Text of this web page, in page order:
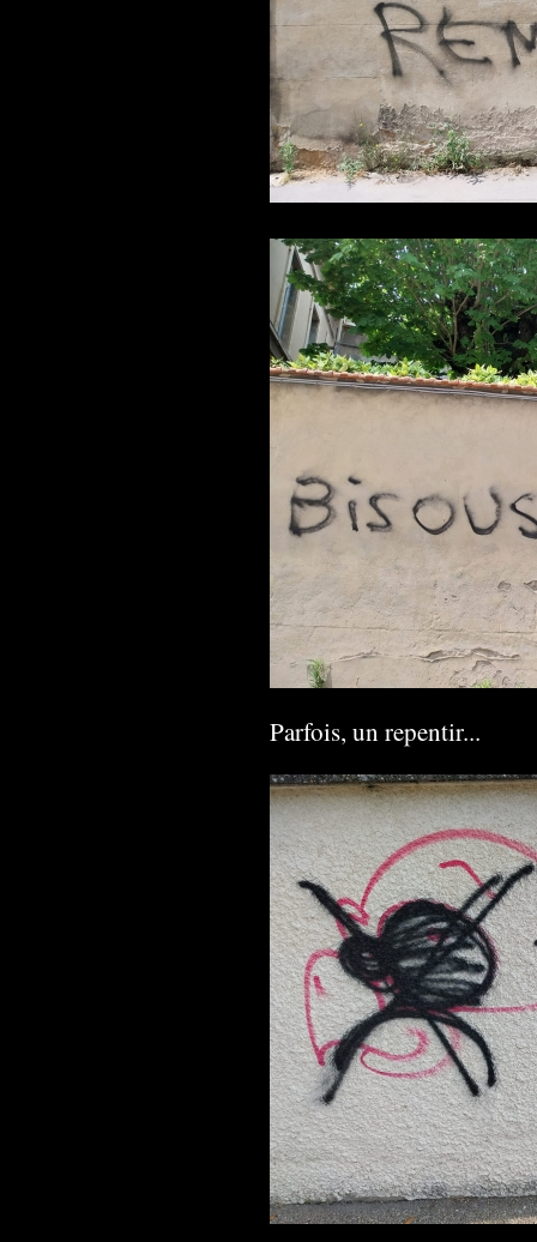
Parfois, un repentir...